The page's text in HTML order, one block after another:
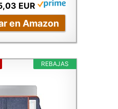
EUR
en Amazon
REBAJAS